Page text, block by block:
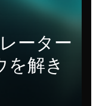
ーター
を解き